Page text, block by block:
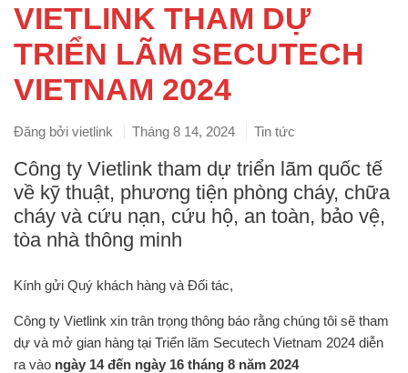
VIETLINK THAM DỰ
TRIỂN LÃM SECUTECH
VIETNAM 2024
Đăng bởi vietlink Tháng 8 14, 2024 Tin tức
Công ty Vietlink tham dự triển lãm quốc tế
về kỹ thuật, phương tiện phòng cháy, chữa
cháy và cứu nạn, cứu hộ, an toàn, bảo vệ,
tòa nhà thông minh
Kính gửi Quý khách hàng và Đối tác,
Công ty Vietlink xin trân trọng thông báo rằng chúng tôi sẽ tham
dự và mở gian hàng tại Triển lãm Secutech Vietnam 2024 diễn
ra vào ngày 14 đến ngày 16 tháng 8 năm 2024